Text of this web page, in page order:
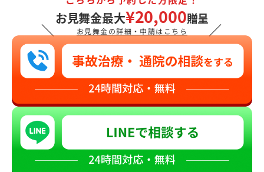
＼
お見舞金最大¥20,000贈呈
お見舞金の詳細・申請はこちら ／